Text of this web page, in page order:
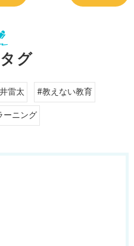
グ
雷太
#教えない教育
ーニング